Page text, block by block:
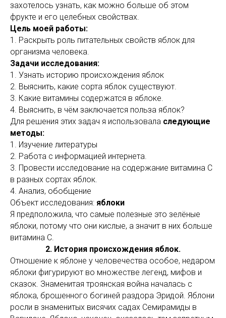
захотелось узнать, как можно больше об этом
фрукте и его целебных свойствах.
Цель моей работы:
1. Раскрыть роль питательных свойств яблок для
организма человека.
Задачи исследования:
1. Узнать историю происхождения яблок
2. Выяснить, какие сорта яблок существуют.
3. Какие витамины содержатся в яблоке.
4. Выяснить, в чём заключается польза яблок?
Для решения этих задач я использовала следующие
методы:
1. Изучение литературы
2. Работа с информацией интернета.
3. Провести исследование на содержание витамина С
в разных сортах яблок.
4. Анализ, обобщение
Объект исследования: яблоки
Я предположила, что самые полезные это зелёные
яблоки, потому что они кислые, а значит в них больше
витамина С.
2. История происхождения яблок.
Отношение к яблоне у человечества особое, недаром
яблоки фигурируют во множестве легенд, мифов и
сказок. Знаменитая троянская война началась с
яблока, брошенного богиней раздора Эридой. Яблони
росли в знаменитых висячих садах Семирамиды в